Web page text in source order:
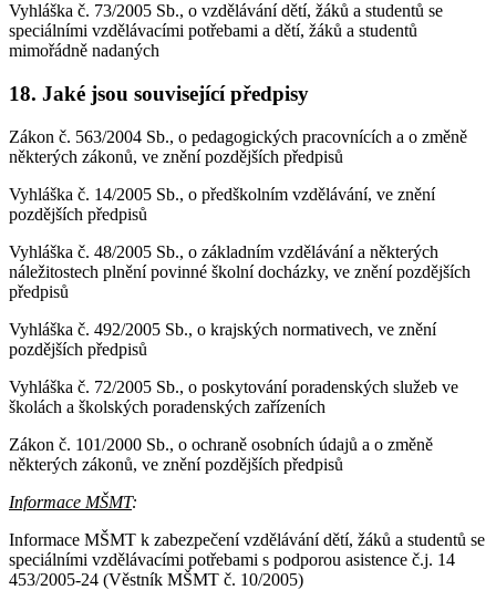
Vyhláška č. 73/2005 Sb., o vzdělávání dětí, žáků a studentů se
speciálními vzdělávacími potřebami a dětí, žáků a studentů
mimořádně nadaných
18. Jaké jsou související předpisy
Zákon č. 563/2004 Sb., o pedagogických pracovnících a o změně
některých zákonů, ve znění pozdějších předpisů
Vyhláška č. 14/2005 Sb., o předškolním vzdělávání, ve znění
pozdějších předpisů
Vyhláška č. 48/2005 Sb., o základním vzdělávání a některých
náležitostech plnění povinné školní docházky, ve znění pozdějších
předpisů
Vyhláška č. 492/2005 Sb., o krajských normativech, ve znění
pozdějších předpisů
Vyhláška č. 72/2005 Sb., o poskytování poradenských služeb ve
školách a školských poradenských zařízeních
Zákon č. 101/2000 Sb., o ochraně osobních údajů a o změně
některých zákonů, ve znění pozdějších předpisů
Informace MŠMT:
Informace MŠMT k zabezpečení vzdělávání dětí, žáků a studentů se
speciálními vzdělávacími potřebami s podporou asistence č.j. 14
453/2005-24 (Věstník MŠMT č. 10/2005)